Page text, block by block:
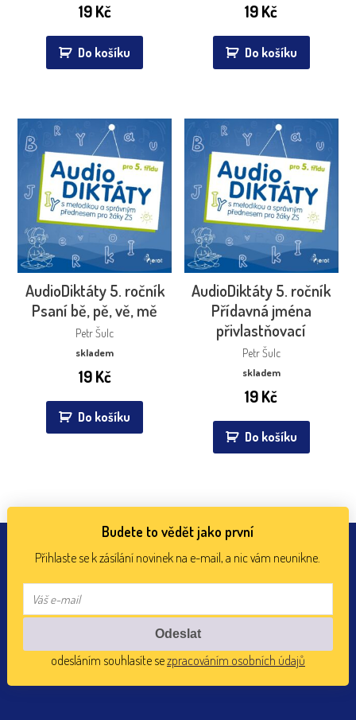
19Kč
Do košíku
19Kč
Do košíku
AudioDiktáty 5. ročník
Psaní bě, pě, vě, mě
Petr Šulc
skladem
19Kč
Do košíku
AudioDiktáty 5. ročník
Přídavná jména
přivlastňovací
Petr Šulc
skladem
19Kč
Do košíku
Budete to vědět jako první
Přihlaste se k zásílání novinek na e-mail, a nic vám neunikne.
odesláním souhlasíte sezpracováním osobních údajů